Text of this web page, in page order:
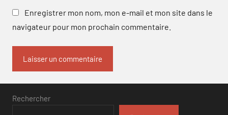
Enregistrer mon nom, mon e-mail et mon site dans le
navigateur pour mon prochain commentaire.
Rechercher